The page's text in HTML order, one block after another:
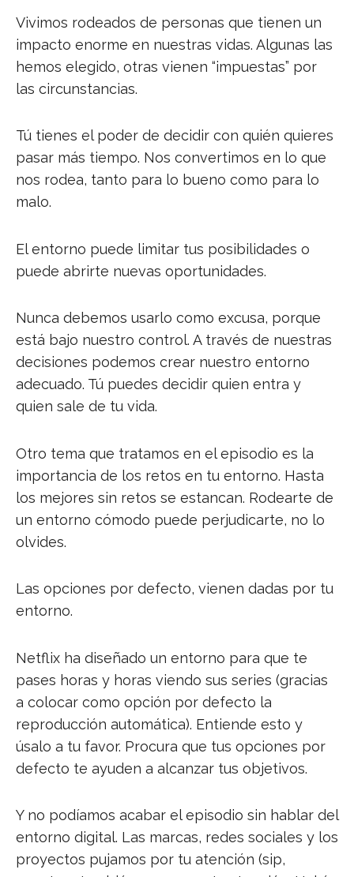
Vivimos rodeados de personas que tienen un
impacto enorme en nuestras vidas. Algunas las
hemos elegido, otras vienen “impuestas” por
las circunstancias.
Tú tienes el poder de decidir con quién quieres
pasar más tiempo. Nos convertimos en lo que
nos rodea, tanto para lo bueno como para lo
malo.
El entorno puede limitar tus posibilidades o
puede abrirte nuevas oportunidades.
Nunca debemos usarlo como excusa, porque
está bajo nuestro control. A través de nuestras
decisiones podemos crear nuestro entorno
adecuado. Tú puedes decidir quien entra y
quien sale de tu vida.
Otro tema que tratamos en el episodio es la
importancia de los retos en tu entorno. Hasta
los mejores sin retos se estancan. Rodearte de
un entorno cómodo puede perjudicarte, no lo
olvides.
Las opciones por defecto, vienen dadas por tu
entorno.
Netflix ha diseñado un entorno para que te
pases horas y horas viendo sus series (gracias
a colocar como opción por defecto la
reproducción automática). Entiende esto y
úsalo a tu favor. Procura que tus opciones por
defecto te ayuden a alcanzar tus objetivos.
Y no podíamos acabar el episodio sin hablar del
entorno digital. Las marcas, redes sociales y los
proyectos pujamos por tu atención (sip,